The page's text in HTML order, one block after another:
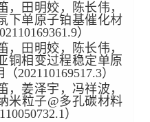
，田明姣，陈长伟，
下单原子铂基催化材
）
，田明姣，陈长伟，
铜相变过程稳定单原
202110169517.3）
，姜泽宇，冯祥波，
米粒子@多孔碳材料
）